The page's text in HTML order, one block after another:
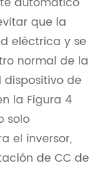
que la
eléctrica y se
normal de la
de
la Figura 4
solo
el inversor,
de CC de